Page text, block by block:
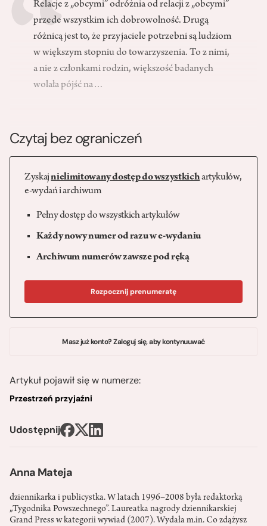
Anna Mateja
dziennikarka i publicystka. W latach 1996–2008 była redaktorką
„Tygodnika Powszechnego”. Laureatka nagrody dziennikarskiej
Grand Press w kategorii wywiad (2007). Wydała m.in. Co zdążysz
Relacje z „obcymi” odróżnia od relacji z „obcymi”
przede wszystkim ich dobrowolność. Drugą
różnicą jest to, że przyjaciele potrzebni są ludziom
w większym stopniu do towarzyszenia. To z nimi,
a nie z członkami rodzin, większość badanych
wolała pójść na…
Czytaj bez ograniczeń
Zyskajnielimitowany dostęp do wszystkichartykułów,
e-wydań i archiwum
Pełny dostęp do wszystkich artykułów
Każdy nowy numer od razu w e-wydaniu
Archiwum numerów zawsze pod ręką
Rozpocznij prenumeratę
Masz już konto? Zaloguj się, aby kontynuuwać
Artykuł pojawił się w numerze:
Przestrzeń przyjaźni
Udostępnij